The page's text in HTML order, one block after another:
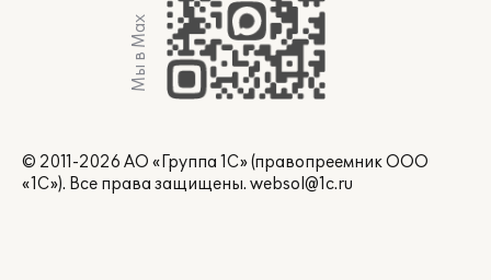
Мы в Max
© 2011-2026 АО «Группа 1С» (правопреемник ООО
«1С»). Все права защищены. websol@1c.ru